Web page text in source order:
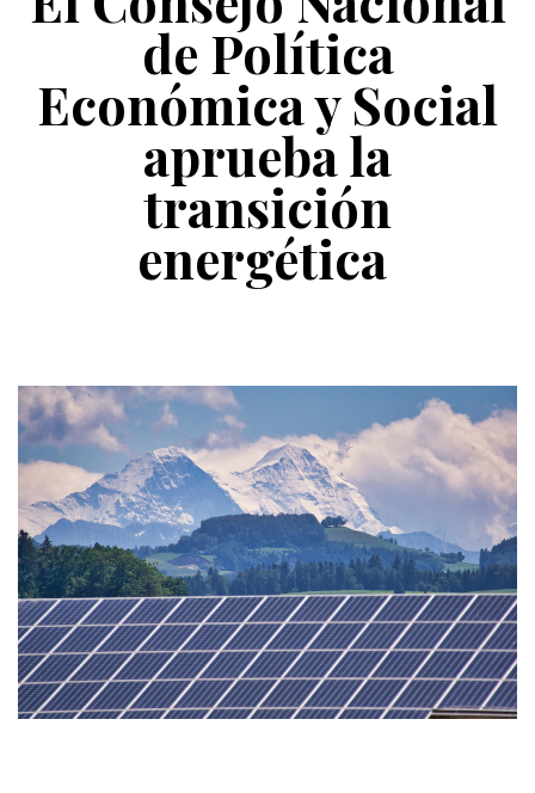
de Política
Económica y Social
aprueba la
transición
energética